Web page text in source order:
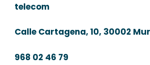
telecom
Calle Cartagena, 10, 30002
968 02 46 79